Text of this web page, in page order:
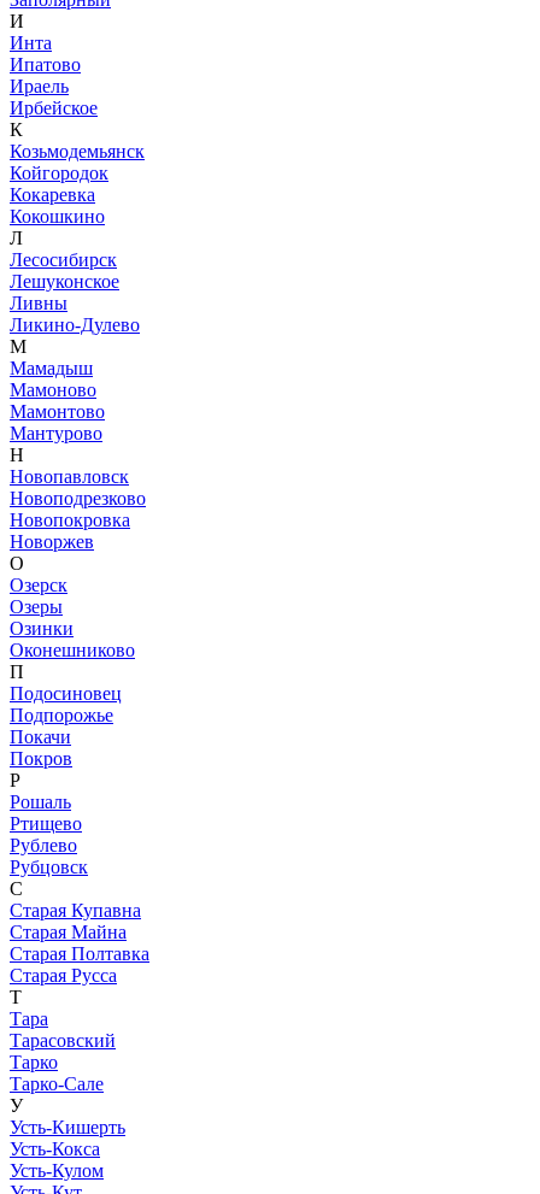
И
Инта
Ипатово
Ираель
Ирбейское
К
Козьмодемьянск
Койгородок
Кокаревка
Кокошкино
Л
Лесосибирск
Лешуконское
Ливны
Ликино-Дулево
М
Мамадыш
Мамоново
Мамонтово
Мантурово
Н
Новопавловск
Новоподрезково
Новопокровка
Новоржев
О
Озерск
Озеры
Озинки
Оконешниково
П
Подосиновец
Подпорожье
Покачи
Покров
Р
Рошаль
Ртищево
Рублево
Рубцовск
С
Старая Купавна
Старая Майна
Старая Полтавка
Старая Русса
Т
Тара
Тарасовский
Тарко
Тарко-Сале
У
Усть-Кишерть
Усть-Кокса
Усть-Кулом